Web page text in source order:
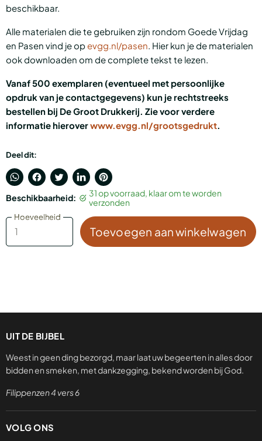
beschikbaar.
Alle materialen die te gebruiken zijn rondom Goede Vrijdag
en Pasen vind je opevgg.nl/pasen. Hier kun je de materialen
ook downloaden om de complete tekst te lezen.
Vanaf 500 exemplaren (eventueel met persoonlijke
opdruk van je contactgegevens) kun je rechtstreeks
bestellen bij De Groot Drukkerij. Zie voor verdere
informatie hieroverwww.evgg.nl/grootsgedrukt.
Deel dit:
Translation
missing:
nl.general.accessibility.share_on_whatsapp
Delen
via
Tweet
op
Deel
op
LinkedIn
Pin
op
Pinterest
Beschikbaarheid:
31 op voorraad, klaar om te worden
verzonden
Hoeveelheid
Hoeveelheid
Toevoegen aan winkelwagen
UIT DE BIJBEL
Weest in geen ding bezorgd, maar laat uw begeerten in alles door
bidden en smeken, met dankzegging, bekend worden bij God.
Filippenzen 4 vers 6
VOLG ONS